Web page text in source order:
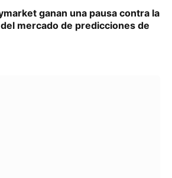
ganan una pausa contra la
mercado de predicciones de